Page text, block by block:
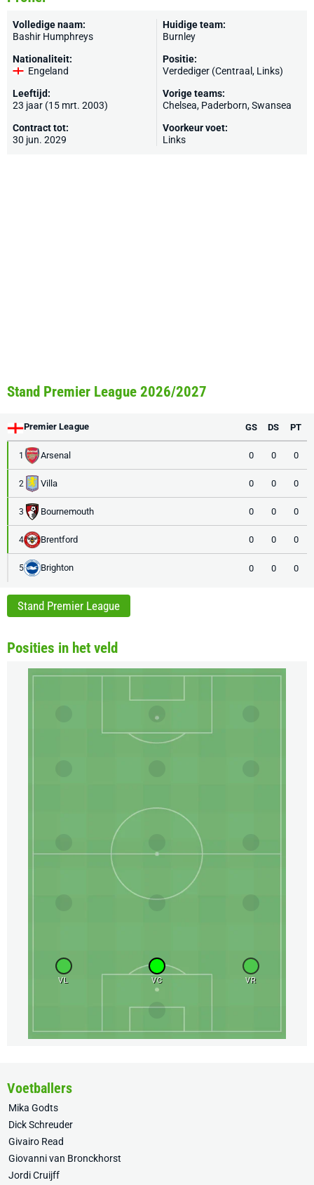
Volledige naam:
Bashir Humphreys
Nationaliteit:
Engeland
Leeftijd:
23 jaar (15 mrt. 2003)
Contract tot:
30 jun. 2029
Huidige team:
Burnley
Positie:
Verdediger (Centraal, Links)
Vorige teams:
Chelsea, Paderborn,Swansea
Voorkeur voet:
Links
Stand Premier League 2026/2027
Premier League GS DS PT
1 Arsenal 0 0 0
2 Villa 0 0 0
3 Bournemouth 0 0 0
4 Brentford 0 0 0
5 Brighton 0 0 0
Stand Premier League
Posities in het veld
VL VC VR
Voetballers
Mika Godts
Dick Schreuder
Givairo Read
Giovanni van Bronckhorst
Jordi Cruijff